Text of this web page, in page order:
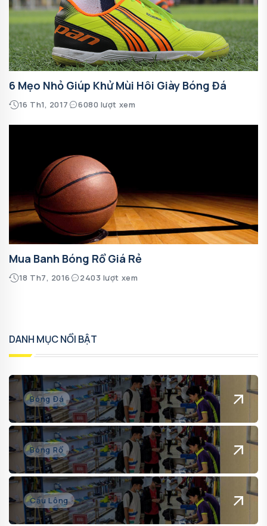
6 Mẹo Nhỏ Giúp Khử Mùi Hôi Giày Bóng Đá
16 Th1, 2017 6080 lượt xem
Mua Banh Bóng Rổ Giá Rẻ
18 Th7, 2016 2403 lượt xem
DANH MỤC NỔI BẬT
Bóng Đá
Bóng Rổ
Cầu Lông